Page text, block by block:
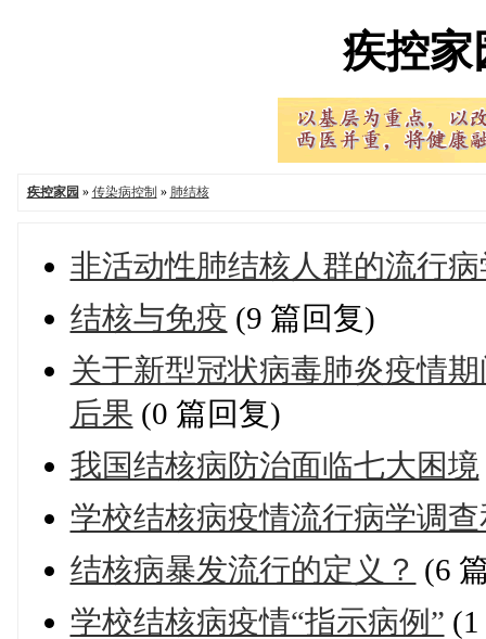
疾控家
疾控家园 » 传染病控制 » 肺结核
非活动性肺结核人群的流行
结核与免疫 (9 篇回复)
关于新型冠状病毒肺炎疫情
后果 (0 篇回复)
我国结核病防治面临七大困境
学校结核病疫情流行病学调
结核病暴发流行的定义？ (6
学校结核病疫情“指示病例”